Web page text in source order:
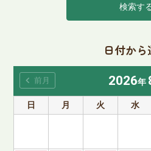
日付か
2026年
日
月 火 水
chevron_left 前月
検索す